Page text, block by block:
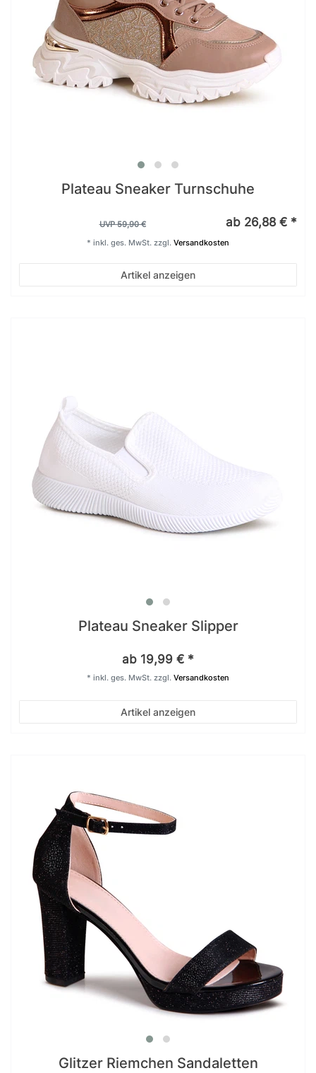
Plateau Sneaker Turnschuhe
UVP 59,90 € ab 26,88 € *
Artikel anzeigen
* inkl. ges. MwSt. zzgl. Versandkosten
Plateau Sneaker Slipper
ab 19,99 € *
Artikel anzeigen
* inkl. ges. MwSt. zzgl. Versandkosten
Glitzer Riemchen Sandaletten